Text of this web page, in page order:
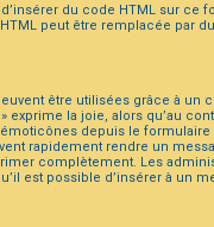
du code HTML sur ce
peut être remplacée par
être utilisées grâce à un
exprime la joie, alors qu’au
depuis le formulaire
rapidement rendre un
complètement. Les
est possible d’insérer à un